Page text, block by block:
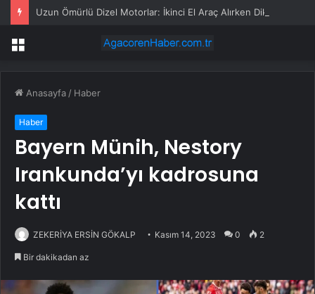
Menü
Anasayfa / Haber
Haber
Bayern Münih, Nestory
Irankunda’yı kadrosuna
kattı
ZEKERİYA ERSİN GÖKALP Kasım 14, 2023 0 2
Bir dakikadan az